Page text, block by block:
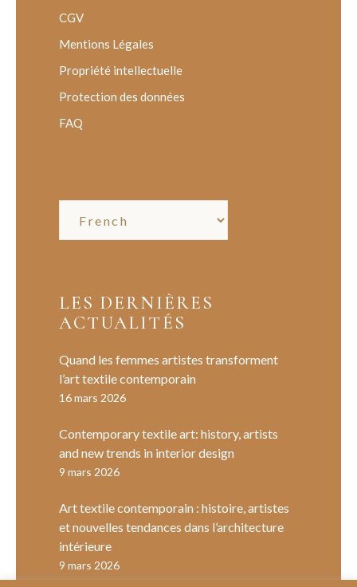
CGV
Mentions Légales
Propriété intellectuelle
Protection des données
FAQ
LES DERNIÈRES
ACTUALITÉS
Quand les femmes artistes transforment
l’art textile contemporain
16 mars 2026
Contemporary textile art: history, artists
and new trends in interior design
9 mars 2026
Art textile contemporain : histoire, artistes
et nouvelles tendances dans l’architecture
intérieure
9 mars 2026